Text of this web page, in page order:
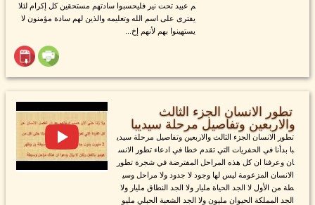
م عبيد تحت نير فليحسبوا سادتهم مستحقين كل إكرام لئلا
يفترى على اسم الله وتعليمه والذين لهم سادة مؤمنون لا
يستهينوا بهم لأنهم إخ...
تطور الانسان الجزء الثالث
والاربعين وتفاصيل مرحلة سيديبا
تطور الانسان الجزء الثالث والاربعين وتفاصيل مرحلة سيدي
با بدأنا في الحفريات التي تقدم خطا في ادعاء تطور الانس
ان وعرفنا ان كل هذه المراحل المفترضة في شجرة تطور
الانسان المزعومة ليس لها وجود لا جدود ولا مراحل وسي
طة من الأول لا الجد الحياة مليار ولا الجد النطاق مليار ولا
الجد المملكة الحيوان مليون ولا الجد الشعبة الحبلي مليو